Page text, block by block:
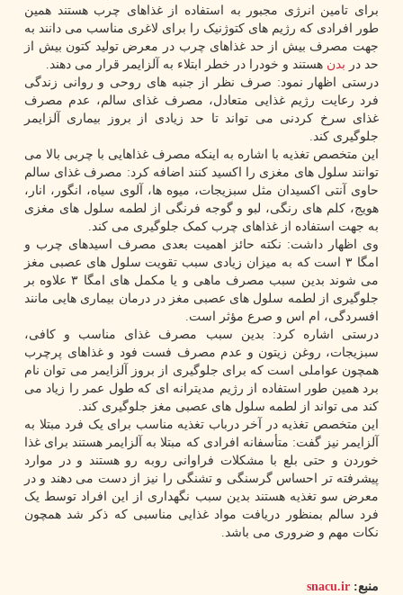
برای تامین انرژی مجبور به استفاده از غذاهای چرب هستند همین
طور افرادی که رژیم های کتوژنیک را برای لاغری مناسب می دانند به
جهت مصرف بیش از حد غذاهای چرب در معرض تولید کتون بیش از
حد در بدن هستند و خودرا در خطر ابتلاء به آلزایمر قرار می دهند.
درستی اظهار نمود: صرف نظر از جنبه های روحی و روانی زندگی
فرد رعایت رژیم غذایی متعادل، مصرف غذای سالم، عدم مصرف
غذای سرخ کردنی می تواند تا حد زیادی از بروز بیماری آلزایمر
جلوگیری کند.
این متخصص تغذیه با اشاره به اینکه مصرف غذاهایی با چربی بالا می
توانند سلول های مغزی را اکسید کنند اضافه کرد: مصرف غذای سالم
حاوی آنتی اکسیدان مثل سبزیجات، میوه ها، آلوی سیاه، انگور، انار،
هویج، کلم های رنگی، لبو و گوجه فرنگی از لطمه سلول های مغزی
به جهت استفاده از غذاهای چرب کمک جلوگیری می کند.
وی اظهار داشت: نکته حائز اهمیت بعدی مصرف اسیدهای چرب و
امگا ۳ است که به میزان زیادی سبب تقویت سلول های عصبی مغز
می شوند بدین سبب مصرف ماهی و یا مکمل های امگا ۳ علاوه بر
جلوگیری از لطمه سلول های عصبی مغز در درمان بیماری هایی مانند
افسردگی، ام اس و صرع مؤثر است.
درستی اشاره کرد: بدین سبب مصرف غذای مناسب و کافی،
سبزیجات، روغن زیتون و عدم مصرف فست فود و غذاهای پرچرب
همچون عواملی است که برای جلوگیری از بروز آلزایمر می توان نام
برد همین طور استفاده از رژیم مدیترانه ای که طول عمر را زیاد می
کند می تواند از لطمه سلول های عصبی مغز جلوگیری کند.
این متخصص تغذیه در آخر درباب تغذیه مناسب برای یک فرد مبتلا به
آلزایمر نیز گفت: متأسفانه افرادی که مبتلا به آلزایمر هستند برای غذا
خوردن و حتی بلع با مشکلات فراوانی روبه رو هستند و در موارد
پیشرفته تر احساس گرسنگی و تشنگی را نیز از دست می دهند و در
معرض سو تغذیه هستند بدین سبب نگهداری از این افراد توسط یک
فرد سالم بمنظور دریافت مواد غذایی مناسبی که ذکر شد همچون
نکات مهم و ضروری می باشد.
منبع: snacu.ir